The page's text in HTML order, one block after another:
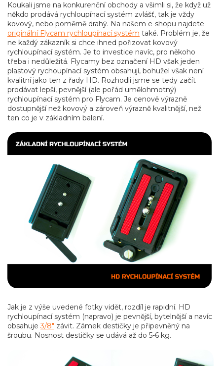
Koukali jsme na konkurenční obchody a všimli si, že když už
někdo prodává rychloupínací systém zvlášť, tak je vždy
kovový, nebo poměrně drahý. Na našem e-shopu najdete
originální Flycam rychloupínací systém také. Problém je, že
ne každý zákazník si chce ihned pořizovat kovový
rychloupínací systém. Je to investice navíc, pro někoho
třeba i nedůležitá. Flycamy bez označení HD však jeden
plastový rychoupínací systém obsahují, bohužel však není
kvalitní jako ten z řady HD. Rozhodli jsme se tedy začít
prodávat lepší, pevnější (ale pořád umělohmotný)
rychloupínací systém pro Flycam. Je cenově výrazně
dostupnější než kovový a zároveň výrazně kvalitnější, než
ten co je v základním balení.
Jak je z výše uvedené fotky vidět, rozdíl je rapidní. HD
rychloupínací systém (napravo) je pevnější, bytelnější a navíc
obsahuje3/8" závit. Zámek destičky je připevněný na
šroubu. Nosnost destičky se udává až do 5-6 kg.